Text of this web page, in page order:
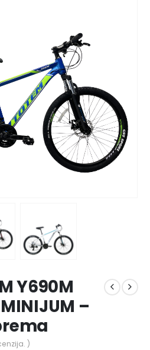
Y690M
–
)